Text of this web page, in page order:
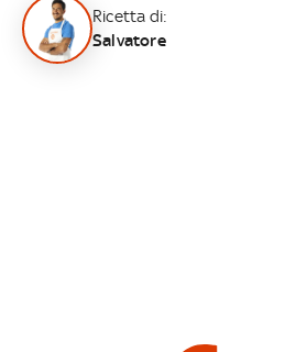
Ricetta di:
Salvatore